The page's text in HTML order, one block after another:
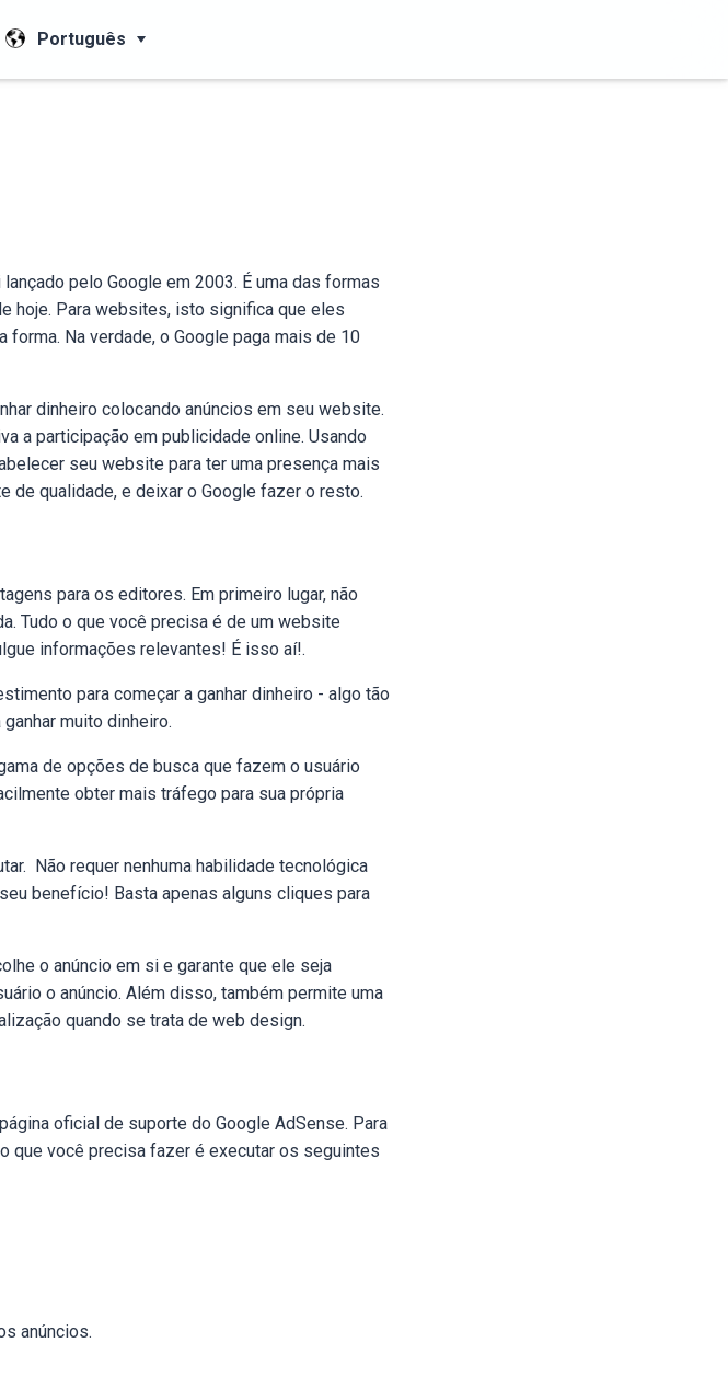
Português
pelo Google em 2003. É uma das formas
hoje. Para websites, isto significa que eles
Na verdade, o Google paga mais de 10
dinheiro colocando anúncios em seu website.
a participação em publicidade online. Usando
seu website para ter uma presença mais
de qualidade, e deixar o Google fazer o resto.
para os editores. Em primeiro lugar, não
Tudo o que você precisa é de um website
informações relevantes! É isso aí!.
para começar a ganhar dinheiro - algo tão
muito dinheiro.
de opções de busca que fazem o usuário
obter mais tráfego para sua própria
Não requer nenhuma habilidade tecnológica
benefício! Basta apenas alguns cliques para
o anúncio em si e garante que ele seja
o anúncio. Além disso, também permite uma
quando se trata de web design.
oficial de suporte do Google AdSense. Para
que você precisa fazer é executar os seguintes
anúncios.